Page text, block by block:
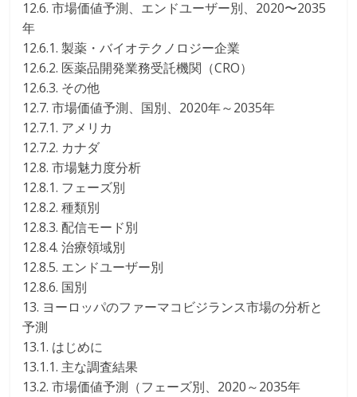
12.6. 市場価値予測、エンドユーザー別、2020〜2035
年
12.6.1. 製薬・バイオテクノロジー企業
12.6.2. 医薬品開発業務受託機関（CRO）
12.6.3. その他
12.7. 市場価値予測、国別、2020年～2035年
12.7.1. アメリカ
12.7.2. カナダ
12.8. 市場魅力度分析
12.8.1. フェーズ別
12.8.2. 種類別
12.8.3. 配信モード別
12.8.4. 治療領域別
12.8.5. エンドユーザー別
12.8.6. 国別
13. ヨーロッパのファーマコビジランス市場の分析と
予測
13.1. はじめに
13.1.1. 主な調査結果
13.2. 市場価値予測（フェーズ別、2020～2035年